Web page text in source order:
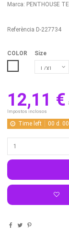
Marca: PENTHOUSE
Referència D-227734
COLOR
Size
12,11 €
Impostos inclosos
Time left 00 d. 00